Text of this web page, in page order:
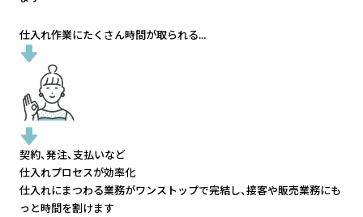
仕入れ作業にたくさん時間が取られる...
契約、発注、支払いなど
仕入れプロセスが効率化
仕入れにまつわる業務がワンストップで完結し、接客や販売業務にも
っと時間を割けます